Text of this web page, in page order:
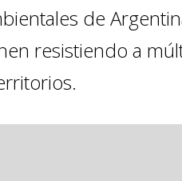
de
resistiendo a